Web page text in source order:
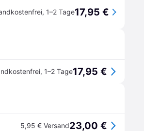
, 1–2 Tage17,95 €
, 1–2 Tage17,95 €
5,95 € Versand23,00 €